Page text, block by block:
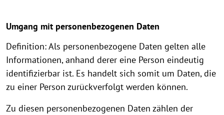
Umgang mit personenbezogenen Daten
Definition: Als personenbezogene Daten gelten alle
Informationen, anhand derer eine Person eindeutig
identifizierbar ist. Es handelt sich somit um Daten, die
zu einer Person zurückverfolgt werden können.
Zu diesen personenbezogenen Daten zählen der